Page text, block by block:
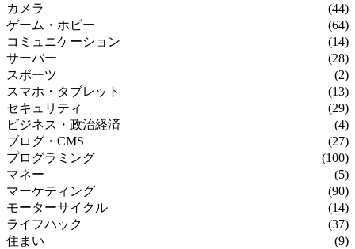
カメラ
(44)
ゲーム・ホビー
(64)
コミュニケーション
(14)
サーバー
(28)
スポーツ
(2)
スマホ・タブレット
(13)
セキュリティ
(29)
ビジネス・政治経済
(4)
ブログ・CMS
(27)
プログラミング
(100)
マネー
(5)
マーケティング
(90)
モーターサイクル
(14)
ライフハック
(37)
住まい
(9)